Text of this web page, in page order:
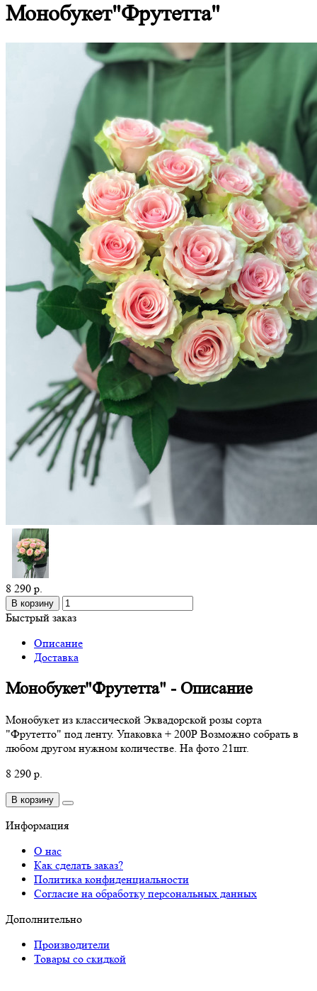
Монобукет"Фрутетта"
8 290 р.
В корзину
Быстрый заказ
Описание
Доставка
Монобукет"Фрутетта" - Описание
Монобукет из классической Эквадорской розы сорта
"Фрутетто" под ленту. Упаковка + 200Р Возможно собрать в
любом другом нужном количестве. На фото 21шт.
8 290 р.
В корзину
Информация
О нас
Как сделать заказ?
Политика конфиденциальности
Согласие на обработку персональных данных
Дополнительно
Производители
Товары со скидкой